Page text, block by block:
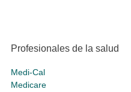
Profesionales de la salud
Medi-Cal
Medicare